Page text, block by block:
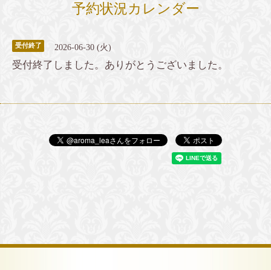
予約状況カレンダー
受付終了 2026-06-30 (火)
受付終了しました。ありがとうございました。